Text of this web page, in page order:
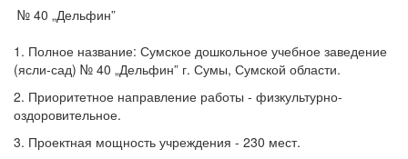
№ 40 „Дельфин”
1. Полное название: Сумское дошкольное учебное заведение
(ясли-сад) № 40 „Дельфин” г. Сумы, Сумской области.
2. Приоритетное направление работы - физкультурно-
оздоровительное.
3. Проектная мощность учреждения - 230 мест.